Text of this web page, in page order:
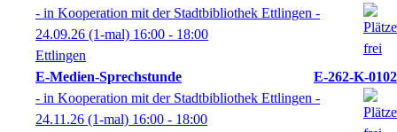
- in Kooperation mit der Stadtbibliothek Ettlingen -
24.09.26 (1-mal) 16:00 - 18:00
Ettlingen
E-Medien-Sprechstunde
E-262-K-0102
- in Kooperation mit der Stadtbibliothek Ettlingen -
24.11.26 (1-mal) 16:00 - 18:00